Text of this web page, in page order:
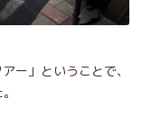
ー」ということで、